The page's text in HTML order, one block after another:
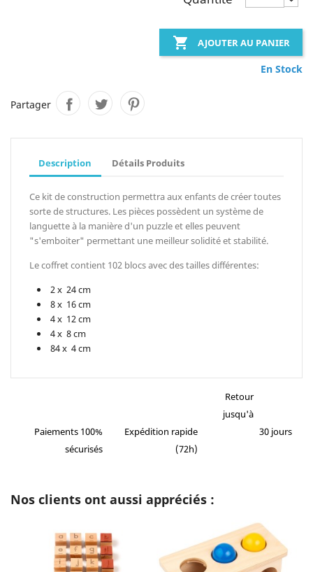
 AJOUTER AU PANIER
En Stock
Partager
Description Détails Produits
Ce kit de construction permettra aux enfants de créer toutes
sorte de structures. Les pièces possèdent un système de
languette à la manière d'un puzzle et elles peuvent
"s'emboiter" permettant une meilleur solidité et stabilité.
Le coffret contient 102 blocs avec des tailles différentes:
2 x 24 cm
8 x 16 cm
4 x 12 cm
4 x 8 cm
84 x 4 cm
Paiements 100%
sécurisés
Expédition rapide
(72h)
Retour
jusqu'à
30 jours
Nos clients ont aussi appréciés :